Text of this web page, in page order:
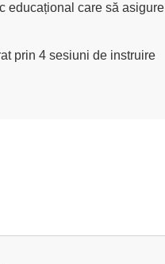
educațional care să asigure
prin 4 sesiuni de instruire